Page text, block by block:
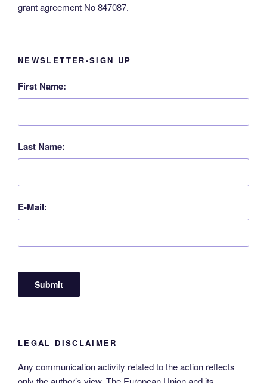
grant agreement No 847087.
NEWSLETTER-SIGN UP
First Name:
Last Name:
E-Mail:
LEGAL DISCLAIMER
Any communication activity related to the action reflects